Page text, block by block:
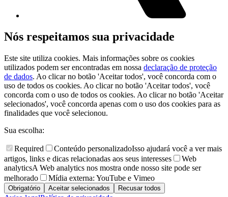
Nós respeitamos sua privacidade
Este site utiliza cookies. Mais informações sobre os cookies
utilizados podem ser encontradas em nossa declaração de proteção
de dados. Ao clicar no botão 'Aceitar todos', você concorda com o
uso de todos os cookies. Ao clicar no botão 'Aceitar todos', você
concorda com o uso de todos os cookies. Ao clicar no botão 'Aceitar
selecionados', você concorda apenas com o uso dos cookies para as
finalidades que você selecionou.
Sua escolha:
Required Conteúdo personalizadoIsso ajudará você a ver mais
artigos, links e dicas relacionadas aos seus interesses
Web
analyticsA Web analytics nos mostra onde nosso site pode ser
melhorado
Mídia externa: YouTube e Vimeo
Obrigatório Aceitar selecionados Recusar todos